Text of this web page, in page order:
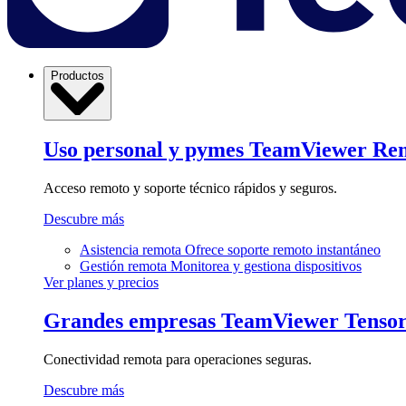
Productos
Uso personal y pymes TeamViewer
Acceso remoto y soporte técnico rápidos y seguros.
Descubre más
Asistencia remota Ofrece soporte remoto instantáneo
Gestión remota Monitorea y gestiona dispositivos
Ver planes y precios
Grandes empresas TeamViewer
Conectividad remota para operaciones seguras.
Descubre más